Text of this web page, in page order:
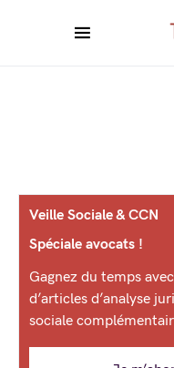
Veille Sociale & CCN
Spéciale avocats !
Gagnez du temps
d’articles d’analyse
sociale